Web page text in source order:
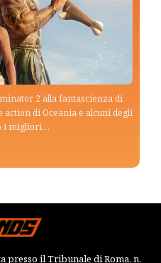
2 alla fantascienza di
action di Oceania e alcuni degli
i migliori…
presso il Tribunale di Roma, n.